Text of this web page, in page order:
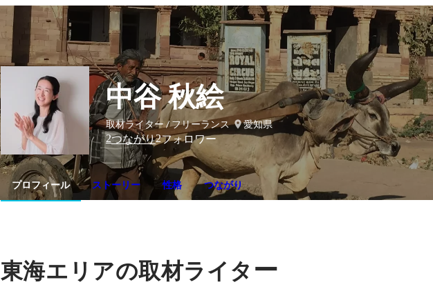
中谷 秋絵
取材ライター / フリーランス
愛知県
2つながり2フォロワー
プロフィール ストーリー 性格 つながり
東海エリアの取材ライタ ー